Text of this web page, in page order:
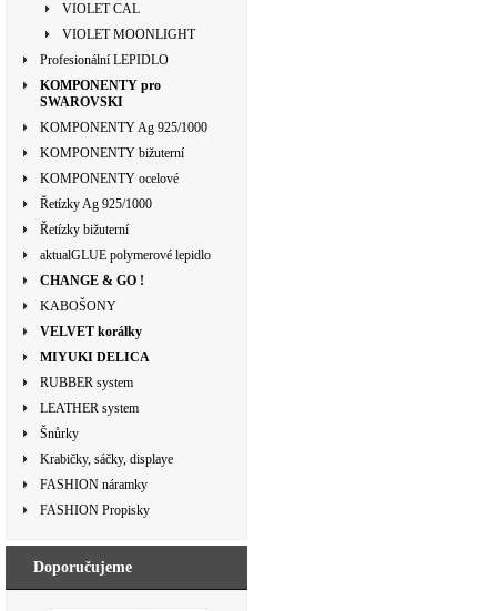
VIOLET CAL
VIOLET MOONLIGHT
Profesionální LEPIDLO
KOMPONENTY pro
SWAROVSKI
KOMPONENTY Ag 925/1000
KOMPONENTY bižuterní
KOMPONENTY ocelové
Řetízky Ag 925/1000
Řetízky bižuterní
aktualGLUE polymerové lepidlo
CHANGE & GO !
KABOŠONY
VELVET korálky
MIYUKI DELICA
RUBBER system
LEATHER system
Šnůrky
Krabičky, sáčky, displaye
FASHION náramky
FASHION Propisky
Doporučujeme